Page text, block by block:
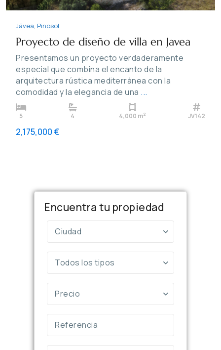
Jávea Pinosol
Proyecto de diseño de villa en Javea
Presentamos un proyecto verdaderamente
especial que combina el encanto de la
arquitectura rústica mediterránea con la
comodidad y la elegancia de una ...
5 4 4,000 m2 JV142
2,175,000 €
Encuentra tu propiedad
Ciudad
Todos los tipos
Precio